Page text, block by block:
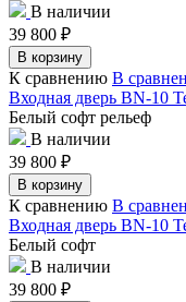
В наличии
39 800 ₽
В корзину
К сравнению В
Входная дверь BN-
Белый софт рельеф
В наличии
39 800 ₽
В корзину
К сравнению В
Входная дверь BN-10
Белый софт
В наличии
39 800 ₽